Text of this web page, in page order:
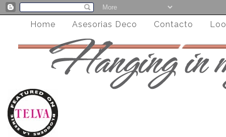
Home Asesorias Deco Contacto